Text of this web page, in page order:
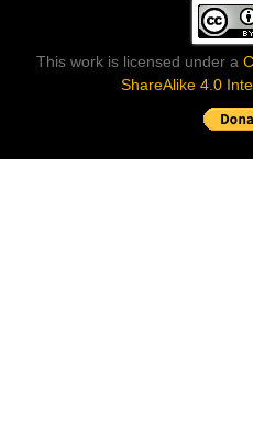
This work is licensed under a
ShareAlike 4.0